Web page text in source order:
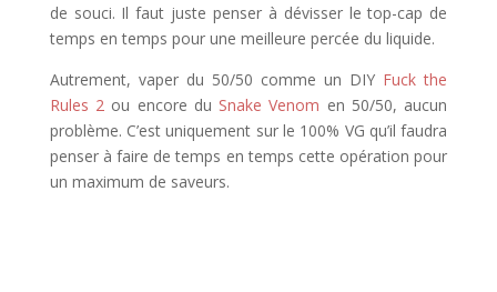
de souci. Il faut juste penser à dévisser le top-cap de
temps en temps pour une meilleure percée du liquide.
Autrement, vaper du 50/50 comme un DIY Fuck the
Rules 2 ou encore du Snake Venom en 50/50, aucun
problème. C’est uniquement sur le 100% VG qu’il faudra
penser à faire de temps en temps cette opération pour
un maximum de saveurs.